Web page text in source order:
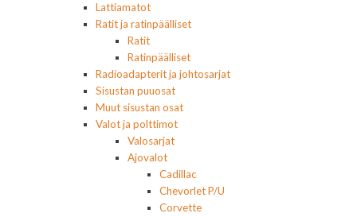
Lattiamatot
Ratit ja ratinpäälliset
Ratit
Ratinpäälliset
Radioadapterit ja johtosarjat
Sisustan puuosat
Muut sisustan osat
Valot ja polttimot
Valosarjat
Ajovalot
Cadillac
Chevorlet P/U
Corvette